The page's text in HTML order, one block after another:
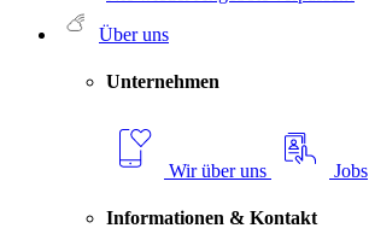
Über uns
Unternehmen
Wir über uns Jobs
Informationen & Kontakt